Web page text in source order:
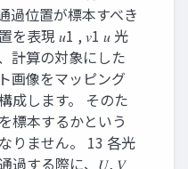
過位置が標本すべき
を表現 𝑢1 , 𝑣1 𝑢 光
計算の対象にした
画像をマッピング
成します。 そのた
標本するかという
りません。 13 各光
過する際に、𝑈, 𝑉